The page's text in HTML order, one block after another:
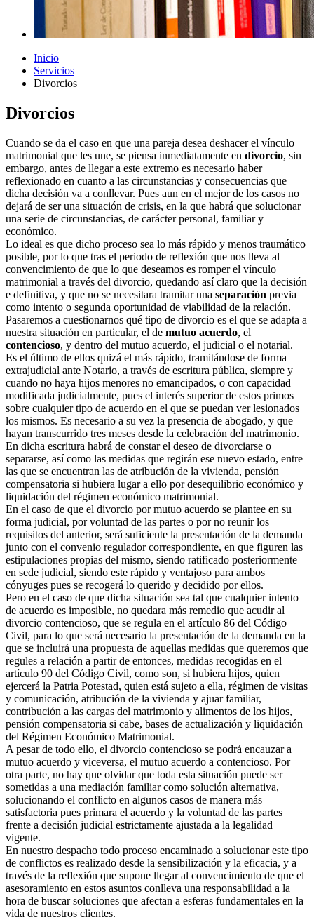
Inicio
Servicios
Divorcios
Divorcios
Cuando se da el caso en que una pareja desea deshacer el vínculo
matrimonial que les une, se piensa inmediatamente en divorcio, sin
embargo, antes de llegar a este extremo es necesario haber
reflexionado en cuanto a las circunstancias y consecuencias que
dicha decisión va a conllevar. Pues aun en el mejor de los casos no
dejará de ser una situación de crisis, en la que habrá que solucionar
una serie de circunstancias, de carácter personal, familiar y
económico.
Lo ideal es que dicho proceso sea lo más rápido y menos traumático
posible, por lo que tras el periodo de reflexión que nos lleva al
convencimiento de que lo que deseamos es romper el vínculo
matrimonial a través del divorcio, quedando así claro que la decisión
e definitiva, y que no se necesitara tramitar una separación previa
como intento o segunda oportunidad de viabilidad de la relación.
Pasaremos a cuestionarnos qué tipo de divorcio es el que se adapta a
nuestra situación en particular, el de mutuo acuerdo, el
contencioso, y dentro del mutuo acuerdo, el judicial o el notarial.
Es el último de ellos quizá el más rápido, tramitándose de forma
extrajudicial ante Notario, a través de escritura pública, siempre y
cuando no haya hijos menores no emancipados, o con capacidad
modificada judicialmente, pues el interés superior de estos primos
sobre cualquier tipo de acuerdo en el que se puedan ver lesionados
los mismos. Es necesario a su vez la presencia de abogado, y que
hayan transcurrido tres meses desde la celebración del matrimonio.
En dicha escritura habrá de constar el deseo de divorciarse o
separarse, así como las medidas que regirán ese nuevo estado, entre
las que se encuentran las de atribución de la vivienda, pensión
compensatoria si hubiera lugar a ello por desequilibrio económico y
liquidación del régimen económico matrimonial.
En el caso de que el divorcio por mutuo acuerdo se plantee en su
forma judicial, por voluntad de las partes o por no reunir los
requisitos del anterior, será suficiente la presentación de la demanda
junto con el convenio regulador correspondiente, en que figuren las
estipulaciones propias del mismo, siendo ratificado posteriormente
en sede judicial, siendo este rápido y ventajoso para ambos
cónyuges pues se recogerá lo querido y decidido por ellos.
Pero en el caso de que dicha situación sea tal que cualquier intento
de acuerdo es imposible, no quedara más remedio que acudir al
divorcio contencioso, que se regula en el artículo 86 del Código
Civil, para lo que será necesario la presentación de la demanda en la
que se incluirá una propuesta de aquellas medidas que queremos que
regules a relación a partir de entonces, medidas recogidas en el
artículo 90 del Código Civil, como son, si hubiera hijos, quien
ejercerá la Patria Potestad, quien está sujeto a ella, régimen de visitas
y comunicación, atribución de la vivienda y ajuar familiar,
contribución a las cargas del matrimonio y alimentos de los hijos,
pensión compensatoria si cabe, bases de actualización y liquidación
del Régimen Económico Matrimonial.
A pesar de todo ello, el divorcio contencioso se podrá encauzar a
mutuo acuerdo y viceversa, el mutuo acuerdo a contencioso. Por
otra parte, no hay que olvidar que toda esta situación puede ser
sometidas a una mediación familiar como solución alternativa,
solucionando el conflicto en algunos casos de manera más
satisfactoria pues primara el acuerdo y la voluntad de las partes
frente a decisión judicial estrictamente ajustada a la legalidad
vigente.
En nuestro despacho todo proceso encaminado a solucionar este tipo
de conflictos es realizado desde la sensibilización y la eficacia, y a
través de la reflexión que supone llegar al convencimiento de que el
asesoramiento en estos asuntos conlleva una responsabilidad a la
hora de buscar soluciones que afectan a esferas fundamentales en la
vida de nuestros clientes.